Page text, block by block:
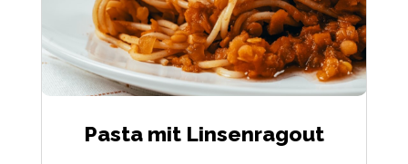
Pasta mit Linsenragout